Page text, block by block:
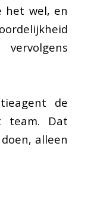
het wel, en
de
team. Dat
alleen